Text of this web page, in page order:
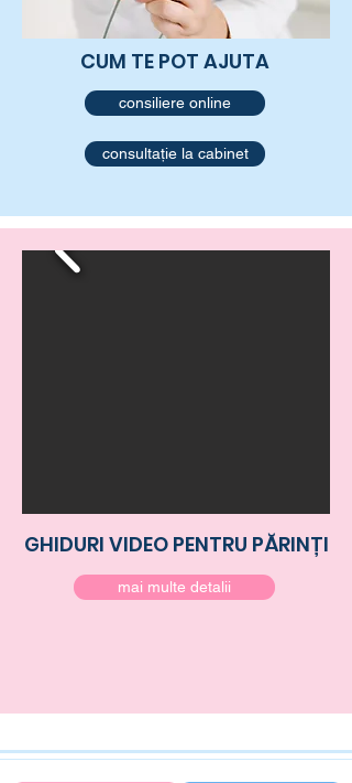
CUM TE POT AJUTA
consiliere online
consultație la cabinet
GHIDURI VIDEO PENTRU PĂRINȚI
mai multe detalii